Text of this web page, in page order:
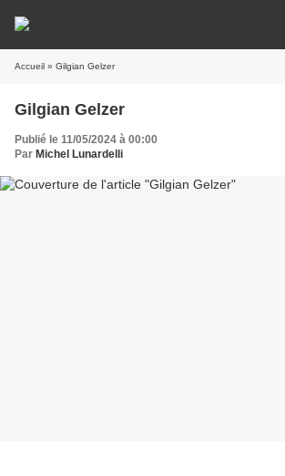
Accueil » Gilgian Gelzer
Gilgian Gelzer
Publié le 11/05/2024 à 00:00
Par Michel Lunardelli